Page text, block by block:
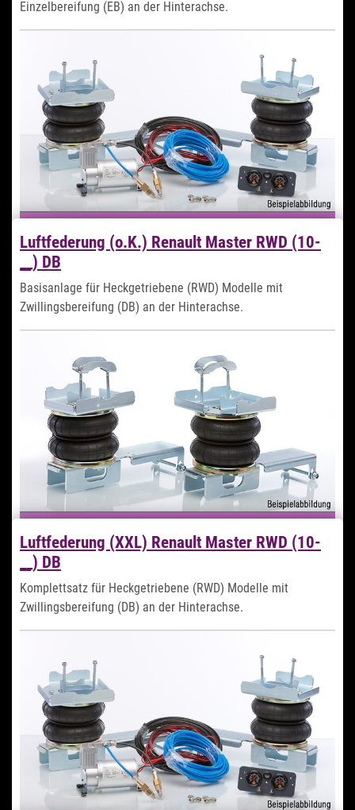
Einzelbereifung (EB) an der Hinterachse.
869,99 €*
Zum Artikel
Luftfederung (o.K.) Renault Master RWD (10-
__) DB
Basisanlage für Heckgetriebene (RWD) Modelle mit
Zwillingsbereifung (DB) an der Hinterachse.
639,99 €*
Luftfederung (XXL) Renault Master RWD (10-
__) DB
Komplettsatz für Heckgetriebene (RWD) Modelle mit
Zwillingsbereifung (DB) an der Hinterachse.